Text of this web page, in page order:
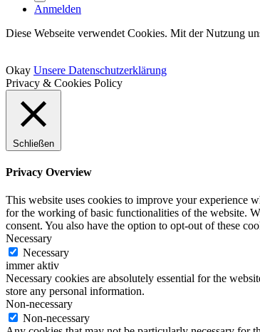
Anmelden
Diese Webseite verwendet Cookies. Mit der Nutzung
Okay Unsere Datenschutzerklärung
Privacy & Cookies Policy
Schließen
Privacy Overview
This website uses cookies to improve your experience
for the working of basic functionalities of the website.
consent. You also have the option to opt-out of these
Necessary
Necessary
immer aktiv
Necessary cookies are absolutely essential for the
store any personal information.
Non-necessary
Non-necessary